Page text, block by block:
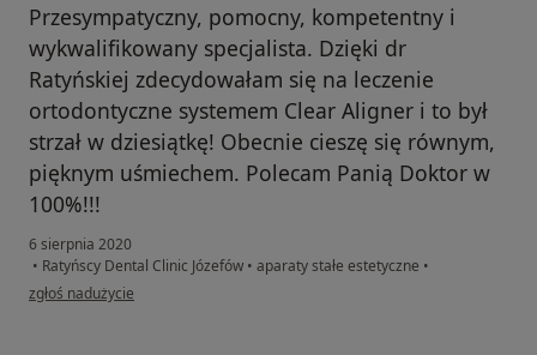
Przesympatyczny, pomocny, kompetentny i
wykwalifikowany specjalista. Dzięki dr
Ratyńskiej zdecydowałam się na leczenie
ortodontyczne systemem Clear Aligner i to był
strzał w dziesiątkę! Obecnie cieszę się równym,
pięknym uśmiechem. Polecam Panią Doktor w
100%!!!
6 sierpnia 2020
• Ratyńscy Dental Clinic Józefów • aparaty stałe estetyczne •
w opinii użytkownika Konto zostało usunięte
zgłoś nadużycie